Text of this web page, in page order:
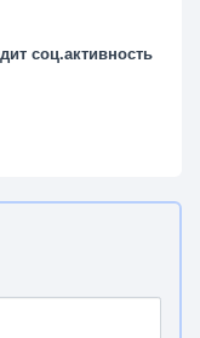
соц.активность